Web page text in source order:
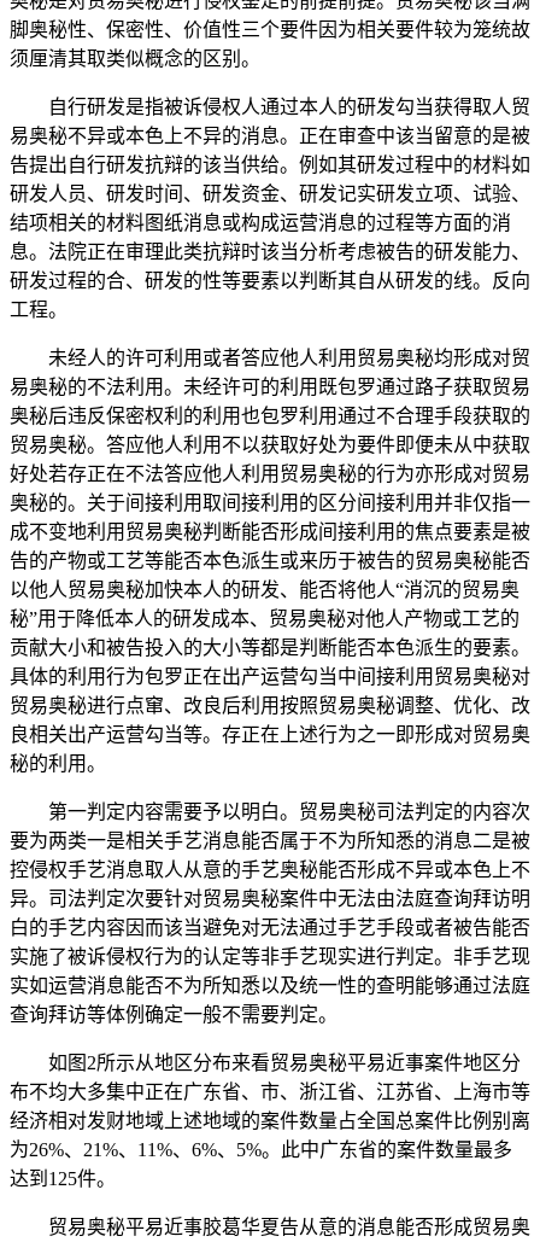
脚奥秘性、保密性、价值性三个要件因为相关要件较为笼统故
须厘清其取类似概念的区别。
自行研发是指被诉侵权人通过本人的研发勾当获得取人贸
易奥秘不异或本色上不异的消息。正在审查中该当留意的是被
告提出自行研发抗辩的该当供给。例如其研发过程中的材料如
研发人员、研发时间、研发资金、研发记实研发立项、试验、
结项相关的材料图纸消息或构成运营消息的过程等方面的消
息。法院正在审理此类抗辩时该当分析考虑被告的研发能力、
研发过程的合、研发的性等要素以判断其自从研发的线。反向
工程。
未经人的许可利用或者答应他人利用贸易奥秘均形成对贸
易奥秘的不法利用。未经许可的利用既包罗通过路子获取贸易
奥秘后违反保密权利的利用也包罗利用通过不合理手段获取的
贸易奥秘。答应他人利用不以获取好处为要件即便未从中获取
好处若存正在不法答应他人利用贸易奥秘的行为亦形成对贸易
奥秘的。关于间接利用取间接利用的区分间接利用并非仅指一
成不变地利用贸易奥秘判断能否形成间接利用的焦点要素是被
告的产物或工艺等能否本色派生或来历于被告的贸易奥秘能否
以他人贸易奥秘加快本人的研发、能否将他人“消沉的贸易奥
秘”用于降低本人的研发成本、贸易奥秘对他人产物或工艺的
贡献大小和被告投入的大小等都是判断能否本色派生的要素。
具体的利用行为包罗正在出产运营勾当中间接利用贸易奥秘对
贸易奥秘进行点窜、改良后利用按照贸易奥秘调整、优化、改
良相关出产运营勾当等。存正在上述行为之一即形成对贸易奥
秘的利用。
第一判定内容需要予以明白。贸易奥秘司法判定的内容次
要为两类一是相关手艺消息能否属于不为所知悉的消息二是被
控侵权手艺消息取人从意的手艺奥秘能否形成不异或本色上不
异。司法判定次要针对贸易奥秘案件中无法由法庭查询拜访明
白的手艺内容因而该当避免对无法通过手艺手段或者被告能否
实施了被诉侵权行为的认定等非手艺现实进行判定。非手艺现
实如运营消息能否不为所知悉以及统一性的查明能够通过法庭
查询拜访等体例确定一般不需要判定。
如图2所示从地区分布来看贸易奥秘平易近事案件地区分
布不均大多集中正在广东省、市、浙江省、江苏省、上海市等
经济相对发财地域上述地域的案件数量占全国总案件比例别离
为26%、21%、11%、6%、5%。此中广东省的案件数量最多
达到125件。
贸易奥秘平易近事胶葛华夏告从意的消息能否形成贸易奥